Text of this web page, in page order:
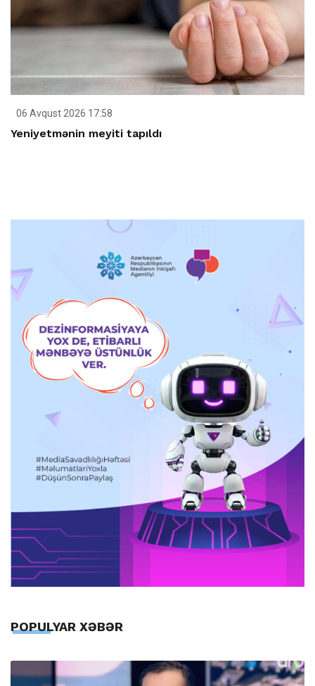
06 Avqust 2026 17:58
Yeniyetmənin meyiti tapıldı
POPULYAR XƏBƏR